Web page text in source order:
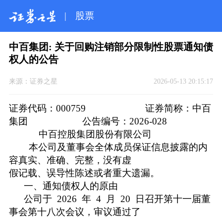
| 股票
中百集团: 关于回购注销部分限制性股票通知债
权人的公告
来源： 证券之星 2026-05-13 20:15:17
证券代码：000759 证券简称：中百
集团 公告编号：2026-028
中百控股集团股份有限公司
本公司及董事会全体成员保证信息披露的内
容真实、准确、完整，没有虚
假记载、误导性陈述或者重大遗漏。
一、通知债权人的原由
公司于 2026 年 4 月 20 日召开第十一届董
事会第十八次会议，审议通过了